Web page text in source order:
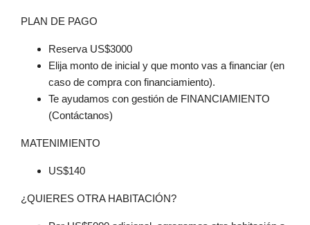
PLAN DE PAGO
Reserva US$3000
Elija monto de inicial y que monto vas a financiar (en
caso de compra con financiamiento).
Te ayudamos con gestión de FINANCIAMIENTO
(Contáctanos)
MATENIMIENTO
US$140
¿QUIERES OTRA HABITACIÓN?